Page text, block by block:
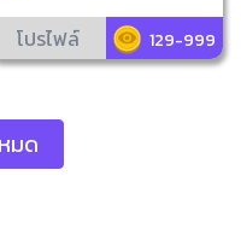
อถือ, จับยามสามตา, เล
7ตัว4ฐาน, ดูฤกษ์มงค
โปรไฟล์ 129-999
มด